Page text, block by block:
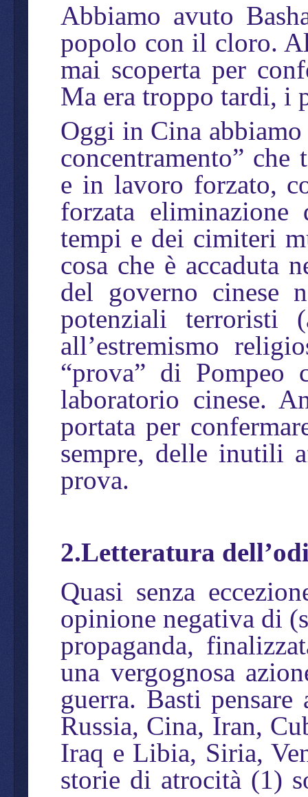
Abbiamo avuto
popolo con il cloro.
mai scoperta per
Ma era troppo tardi, i
Oggi in Cina
concentramento”
e in lavoro forzato,
forzata
tempi e dei cimiteri
cosa che è accaduta
del governo cinese
potenziali terroristi
all’estremismo
“prova” di
laboratorio cinese.
portata per
sempre, delle inutili
prova.
2.Letteratura
Quasi senza
opinione negativa di
propaganda,
una vergognosa
guerra. Basti
Russia, Cina, Iran,
Iraq e Libia, Siria,
storie di atrocità (1)